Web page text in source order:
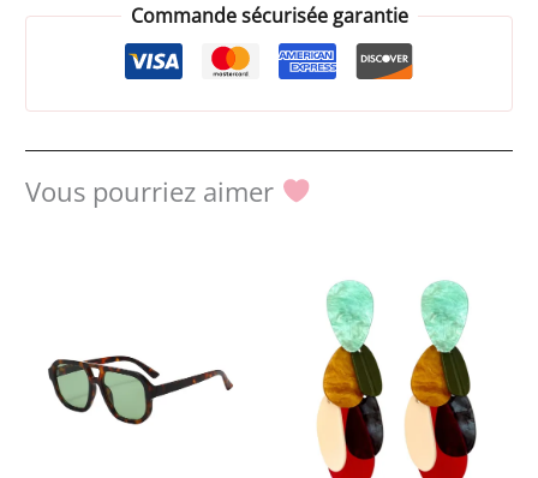
Commande sécurisée garantie
Vous pourriez aimer